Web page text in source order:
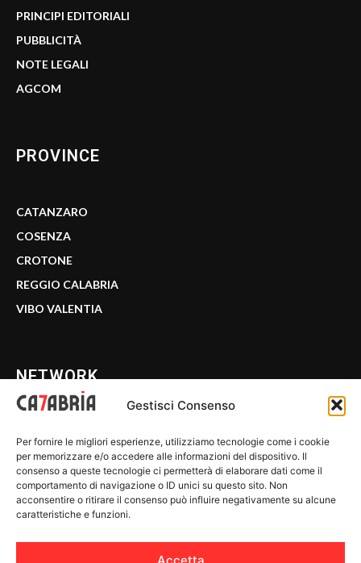
Gestisci Consenso
Per fornire le migliori esperienze, utilizziamo tecnologie come i cookie
per memorizzare e/o accedere alle informazioni del dispositivo. Il
consenso a queste tecnologie ci permetterà di elaborare dati come il
comportamento di navigazione o ID unici su questo sito. Non
acconsentire o ritirare il consenso può influire negativamente su alcune
caratteristiche e funzioni.
Accetta
PRINCIPI EDITORIALI
PUBBLICITÀ
NOTE LEGALI
AGCOM
PROVINCE
CATANZARO
COSENZA
CROTONE
REGGIO CALABRIA
VIBO VALENTIA
NETWORK
WE CALABRIA
C7 PLAY
MIX ZONE